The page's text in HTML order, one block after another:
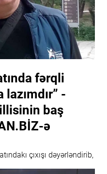
fərqli
-
baş
ə
çıxışı dəyərləndirib,